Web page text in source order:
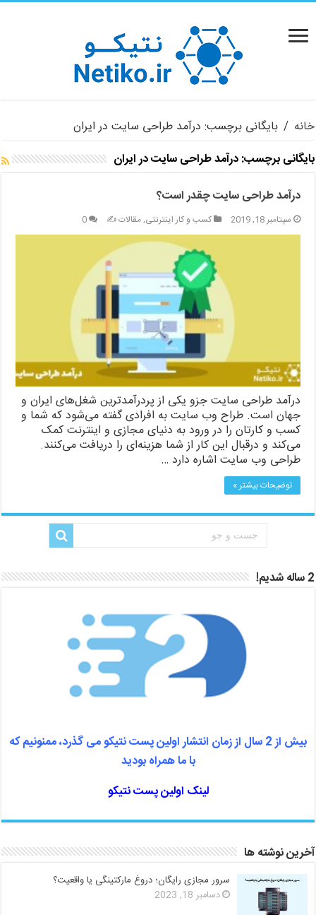
خانه / بایگانی برچسب: درآمد طراحی سایت در ایران
بایگانی برچسب:درآمد طراحی سایت در ایران
درآمد طراحی سایت چقدر است؟
سپتامبر 18, 2019 کسب و کار اینترنتی,مقالات ✍️ 0
درآمد طراحی سایت جزو یکی از پردرآمدترین شغل‌های ایران و
جهان است. طراح وب سایت به افرادی گفته می‌شود که شما و
کسب و کارتان را در ورود به دنیای مجازی و اینترنت کمک
می‌کند و درقبال این کار از شما هزینه‌ای را دریافت می‌کنند.
طراحی وب سایت اشاره دارد …
توضیحات بیشتر »
2 ساله شدیم!
بیش از 2 سال از زمان انتشار اولین پست نتیکو می گذرد، ممنونیم که
با ما همراه بودید
لینک اولین پست نتیکو
آخرین نوشته ها
سرور مجازی رایگان؛ دروغ مارکتینگی یا واقعیت؟
دسامبر 18, 2023